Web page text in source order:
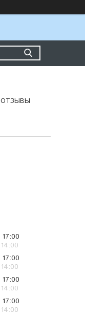
ОТЗЫВЫ
17:00
14:00
17:00
14:00
17:00
14:00
17:00
14:00